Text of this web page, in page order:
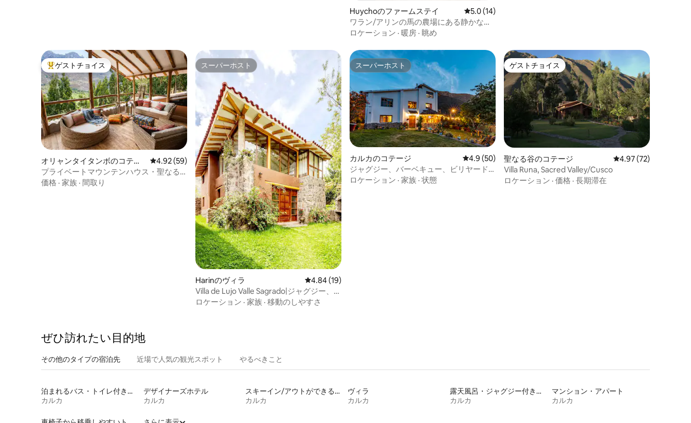
Huychoのファームステイ レビュー14件、5つ星中5.0つ星の平均評価
5.0 (14)
ワラン/アリンの馬の農場にある静かなア
ドビの家
ロケーション · 暖房 · 眺め
大好評のゲストチョイスです。
ゲストチョイス
オリャンタイタンボのコテー
ジ
レビュー59件、5つ星中4.92つ星の平均評価
4.92 (59)
プライベートマウンテンハウス・聖なる
谷
価格 · 家族 · 間取り
スーパーホスト
スーパーホスト
Harinのヴィラ レビュー19件、5つ星中4.84つ星の平均評価
4.84 (19)
Villa de Lujo Valle Sagrado|ジャグジー、サ
ウナ、キャンプファイヤー
ロケーション · 家族 · 移動のしやすさ
スーパーホスト
スーパーホスト
カルカのコテージ レビュー50件、5つ星中4.9つ星の平均評価
4.9 (50)
ジャグジー、バーベキュー、ビリヤード
台のあるカントリーハウス
ロケーション · 家族 · 状態
ゲストチョイス
ゲストチョイス
聖なる谷のコテージ レビュー72件、5つ
4.97 (72)
Villa Runa, Sacred Valley/Cusco
ロケーション · 価格 · 長期滞在
ぜひ訪⁠れ⁠た⁠い目⁠的⁠地
その他のタ⁠イ⁠プ⁠の宿⁠泊⁠先 近場で人気の観光スポット やるべきこと
泊まれるバス・トイレ付き個室
カルカ
デザイナーズホテル
カルカ
スキーイン/アウトができる宿泊先
カルカ
ヴィラ
カルカ
露天風呂・ジャグジー付きの宿泊施設
カルカ
マンション・アパート
カルカ